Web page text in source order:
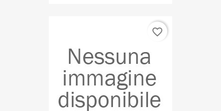
favorite_border